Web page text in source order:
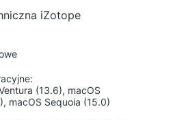
iZotope
(13.6), macOS
macOS Sequoia (15.0)